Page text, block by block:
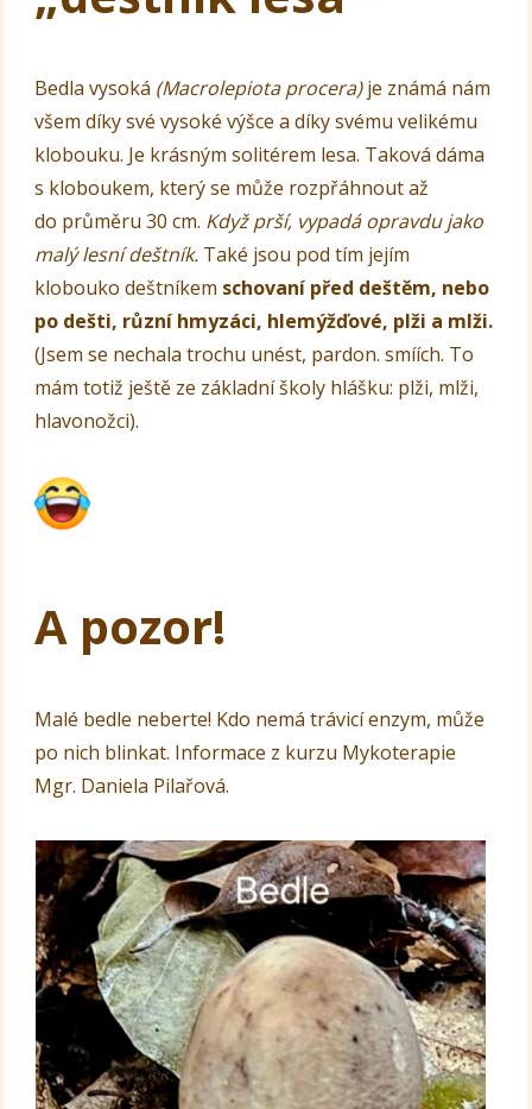
Bedla vysoká (Macrolepiota procera)je známá nám
všem díky své vysoké výšce a díky svému velikému
klobouku. Je krásným solitérem lesa. Taková dáma
s kloboukem, který se může rozpřáhnout až
do průměru 30 cm. Když prší, vypadá opravdu jako
malý lesní deštník. Také jsou pod tím jejím
klobouko deštníkem schovaní před deštěm, nebo
po dešti, různí hmyzáci, hlemýžďové, plži a mlži.
(Jsem se nechala trochu unést, pardon. smíích. To
mám totiž ještě ze základní školy hlášku: plži, mlži,
hlavonožci).
A pozor!
Malé bedle neberte! Kdo nemá trávicí enzym, může
po nich blinkat. Informace z kurzu Mykoterapie
Mgr. Daniela Pilařová.